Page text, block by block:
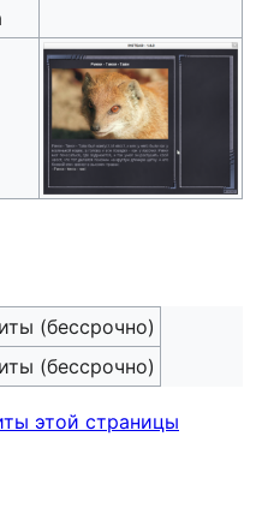
(бессрочно)
(бессрочно)
этой страницы